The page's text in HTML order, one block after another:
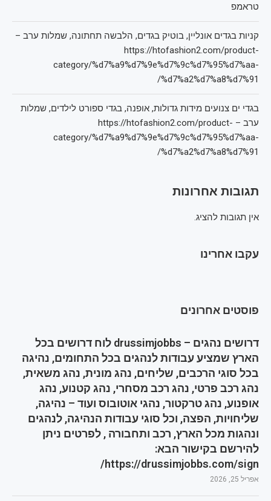
טראמפ
קניות בגדים אונליין, בוטיק בגדים, הלבשה תחתונה, שמלות ערב –
https://htofashion2.com/product-
category/%d7%a9%d7%9e%d7%9c%d7%95%d7%aa-
%d7%a2%d7%a8%d7%91/
בגדי ים צנועים מידות גדולות, אופנה, בגדי ספורט לילדים, שמלות
ערב – https://htofashion2.com/product-
category/%d7%a9%d7%9e%d7%9c%d7%95%d7%aa-
%d7%a2%d7%a8%d7%91/
תגובות אחרונות
אין תגובות להציג.
עקבו אחרינו
פוסטים אחרונים
דרושים נהגים – drussimjobbs לוח דרושים בכל
הארץ שמציע עבודות לנהגים בכל התחומים, נהיגה
בכל סוגי הרכבים, שליחים, נהג מונית, נהג משאית,
נהג רכב פרטי, נהג רכב מסחרי, נהג קטנוע, נהג
אופנוע, נהג טרקטור, נהגי אוטובוס ועוד – נהיגה,
שליחויות, הפצה, וכל סוגי עבודות הנהיגה, לנהגים
ונהגות מכל הארץ, רכב ותחבורה , לפרטים ניתן
להירשם בקישור הבא:
https://drussimjobbs.com/sign/
אפריל 25, 2026